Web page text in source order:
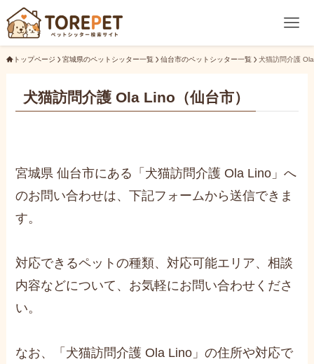
トップページ 宮城県のペットシッター一覧 仙台市のペットシッター一覧 犬猫訪問介護
犬猫訪問介護 Ola Lino（仙台市）
宮城県 仙台市にある「犬猫訪問介護 Ola Lino」へ
のお問い合わせは、下記フォームから送信できま
す。
対応できるペットの種類、対応可能エリア、相談
内容などについて、お気軽にお問い合わせくださ
い。
なお、「犬猫訪問介護 Ola Lino」の住所や対応で